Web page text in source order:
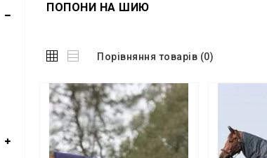
ПОПОНИ НА ШИЮ
Порівняння товарів (0)